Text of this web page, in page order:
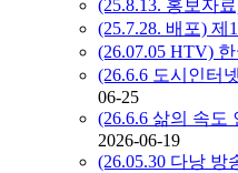
(25.8.13. 홍보자
(25.7.28. 배포)
(26.07.05 HTV)
(26.6.6 도시인터
06-25
(26.6.6 삶의 속도
2026-06-19
(26.05.30 다낭 방